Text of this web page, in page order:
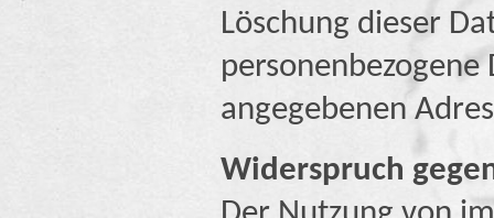
Löschung dieser
angegebenen
Widerspruch